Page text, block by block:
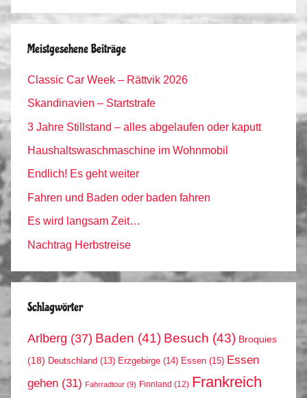
Meistgesehene Beiträge
Classic Car Week – Rättvik 2026
Skandinavien – Startstrafe
3 Jahre Stillstand – alles abgelaufen oder kaputt
Haushaltswaschmaschine im Wohnmobil
Endlich! Es geht weiter
Fahren und Baden oder baden fahren
Es wird langsam Zeit…
Nachtrag Herbstreise
Schlagwörter
Arlberg (37) Baden (41) Besuch (43) Broquies
(18) Deutschland (13) Erzgebirge (14) Essen (15) Essen
gehen (31) Fahrradtour (9) Finnland (12) Frankreich